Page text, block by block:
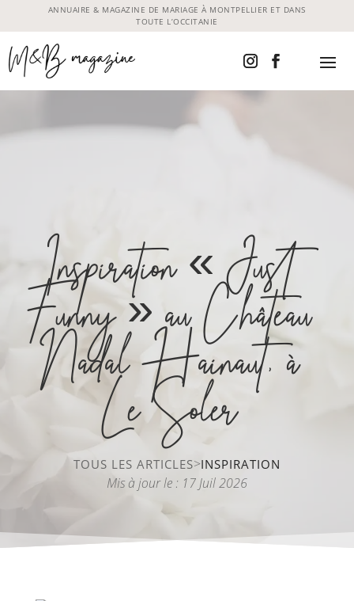
ANNUAIRE & MAGAZINE DE MARIAGE À MONTPELLIER ET DANS
TOUTE L’OCCITANIE
Inspiration « Just
Funny » au Château
Nadal Hainaut, à
Le Soler
TOUS LES ARTICLES>INSPIRATION
Mis à jour le : 17 Juil 2026